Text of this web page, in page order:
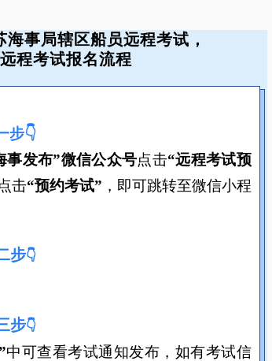
海事局辖区船员远程考试，
程考试报名流程
步👇
事发布”微信公众号点击“远程考试预
击“预约考试” ，即可跳转至微信小程
步👇
步👇
中可查看考试通知发布，如有考试信